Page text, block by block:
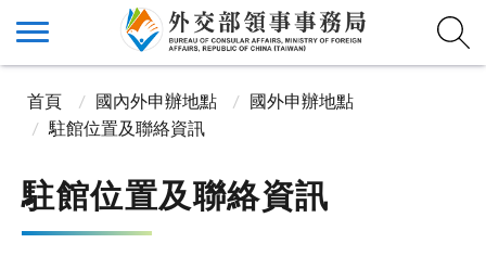
首頁 國內外申辦地點
國外申辦地點
駐館位置及聯絡資訊
駐館位置及聯絡資訊